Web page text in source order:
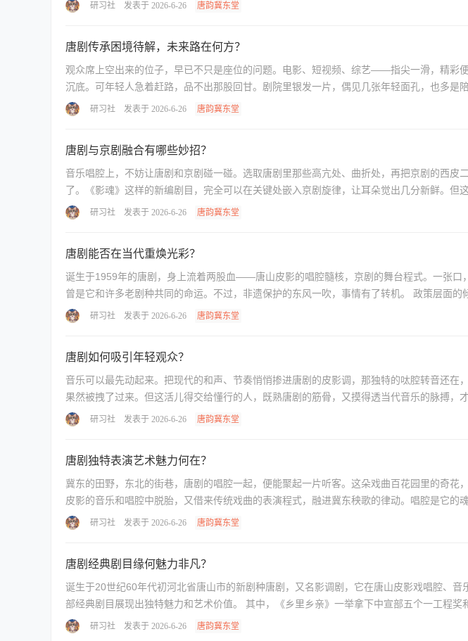
研习社 发表于 2026-6-26 唐韵冀东堂
唐剧传承困境待解，未来路在何方？
观众席上空出来的位子，早已不只是座位的问题。电影、短视频、综艺——指尖一滑，精彩
研习社 发表于 2026-6-26 唐韵冀东堂
唐剧与京剧融合有哪些妙招？
音乐唱腔上，不妨让唐剧和京剧碰一碰。选取唐剧里那些高亢处、曲折处，再把京剧的西
研习社 发表于 2026-6-26 唐韵冀东堂
唐剧能否在当代重焕光彩？
诞生于1959年的唐剧，身上流着两股血——唐山皮影的唱腔髓核，京剧的舞台程式。一张
曾是它和许多老剧种共同
研习社 发表于 2026-6-26 唐韵冀东堂
唐剧如何吸引年轻观众？
音乐可以最先动起来。把现代的和声、节奏悄悄掺进唐剧的皮影调，那独特的呔腔转音还
研习社 发表于 2026-6-26 唐韵冀东堂
唐剧独特表演艺术魅力何在？
冀东的田野，东北的街巷，唐剧的唱腔一起，便能聚起一片听客。这朵戏曲百花园里的奇花，根须扎在皮影的弦索
皮影的音乐和唱腔中脱胎，又借来传统戏曲的表演程式，融进冀东秧歌的律动。唱腔是它
研习社 发表于 2026-6-26 唐韵冀东堂
唐剧经典剧目缘何魅力非凡？
诞生于20世纪60年代初河北省唐山市的新剧种唐剧，又名影调剧，它在唐山皮影戏唱腔、
部经典剧目展现出独特魅力和艺术价值。 其中，《乡里乡亲》一举拿下中宣部五个一工程奖
研习社 发表于 2026-6-26 唐韵冀东堂